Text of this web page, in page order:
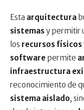
Esta arquitectura
sistemasy permitir
los recursos
software permite
infraestructura
reconocimiento de
sistema aislado,